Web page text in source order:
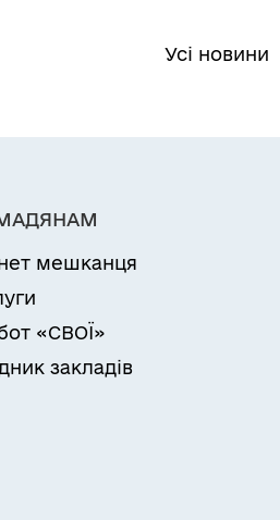
Усі новини
мешканця
«СВОЇ»
закладів